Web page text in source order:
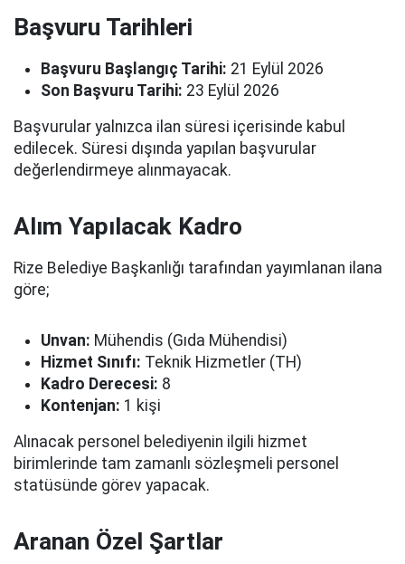
Başvuru Tarihleri
Başvuru Başlangıç Tarihi: 21 Eylül 2026
Son Başvuru Tarihi: 23 Eylül 2026
Başvurular yalnızca ilan süresi içerisinde kabul
edilecek. Süresi dışında yapılan başvurular
değerlendirmeye alınmayacak.
Alım Yapılacak Kadro
Rize Belediye Başkanlığı tarafından yayımlanan ilana
göre;
Unvan: Mühendis (Gıda Mühendisi)
Hizmet Sınıfı: Teknik Hizmetler (TH)
Kadro Derecesi: 8
Kontenjan: 1 kişi
Alınacak personel belediyenin ilgili hizmet
birimlerinde tam zamanlı sözleşmeli personel
statüsünde görev yapacak.
Aranan Özel Şartlar